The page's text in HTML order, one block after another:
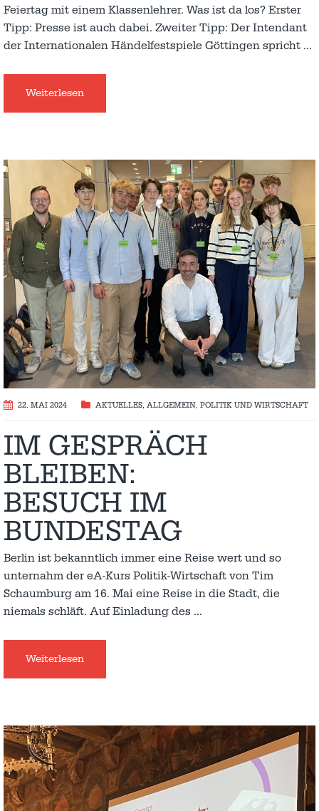
Feiertag mit einem Klassenlehrer. Was ist da los? Erster
Tipp: Presse ist auch dabei. Zweiter Tipp: Der Intendant
der Internationalen Händelfestspiele Göttingen spricht …
Weiterlesen
22. MAI 2024 AKTUELLES, ALLGEMEIN, POLITIK UND WIRTSCHAFT
IM GESPRÄCH
BLEIBEN:
BESUCH IM
BUNDESTAG
Berlin ist bekanntlich immer eine Reise wert und so
unternahm der eA-Kurs Politik-Wirtschaft von Tim
Schaumburg am 16. Mai eine Reise in die Stadt, die
niemals schläft. Auf Einladung des …
Weiterlesen